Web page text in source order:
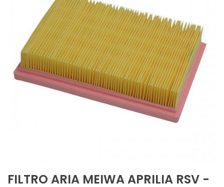
FILTRO ARIA MEIWA APRILIA RSV -